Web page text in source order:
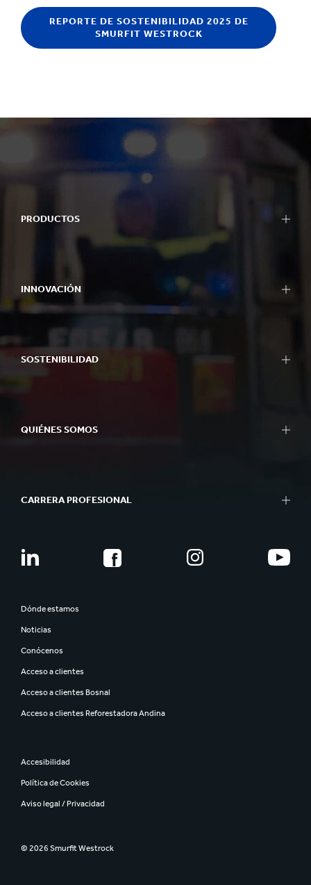
REPORTE DE SOSTENIBILIDAD 2025 DE
SMURFIT WESTROCK
PRODUCTOS
INNOVACIÓN
SOSTENIBILIDAD
QUIÉNES SOMOS
CARRERA PROFESIONAL
Dónde estamos
Noticias
Conócenos
Acceso a clientes
Acceso a clientes Bosnal
Acceso a clientes Reforestadora Andina
Accesibilidad
Política de Cookies
Aviso legal / Privacidad
© 2026 Smurfit Westrock